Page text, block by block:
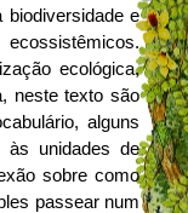
biodiversidade e
ecológica,
neste texto são
alguns
às unidades de
sobre como
passear num